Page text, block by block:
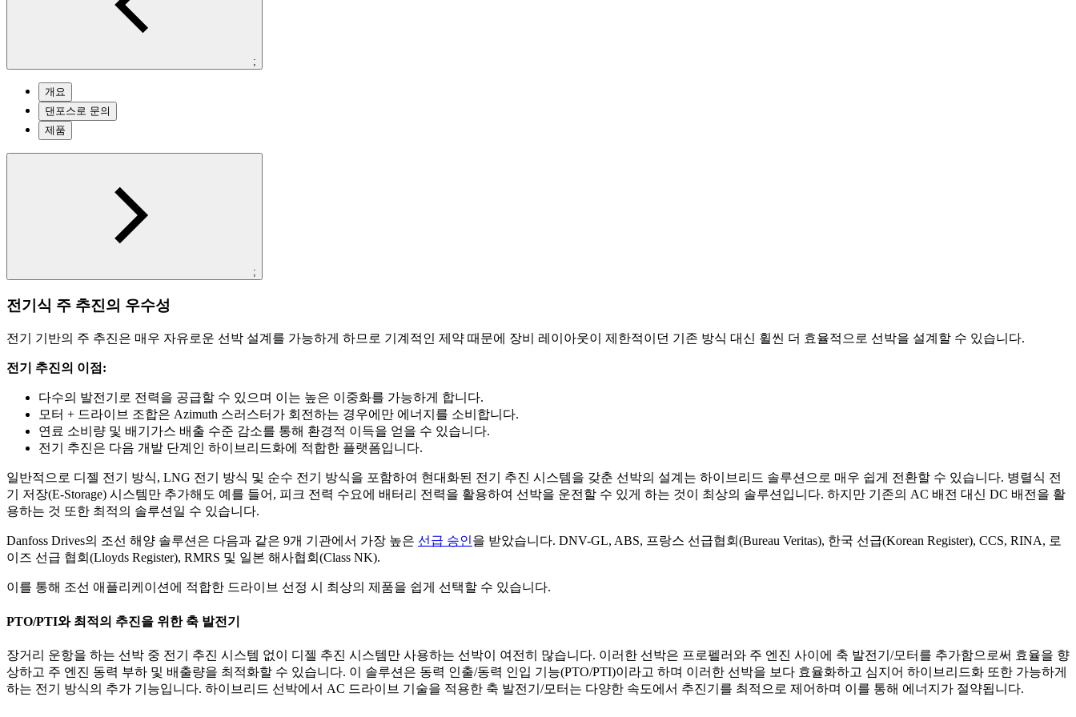
;
개요
댄포스로 문의
제품
;
전기식 주 추진의 우수성
전기 기반의 주 추진은 매우 자유로운 선박 설계를 가능하게 하므로 기계적인 제약 때문에 장비 레이아웃이 제한적이던 기존 방식 대신 휠씬 더 효율적으로 선박을 설계할 수 있습니다.
전기 추진의 이점:
다수의 발전기로 전력을 공급할 수 있으며 이는 높은 이중화를 가능하게 합니다.
모터 + 드라이브 조합은 Azimuth 스러스터가 회전하는 경우에만 에너지를 소비합니다.
연료 소비량 및 배기가스 배출 수준 감소를 통해 환경적 이득을 얻을 수 있습니다.
전기 추진은 다음 개발 단계인 하이브리드화에 적합한 플랫폼입니다.
일반적으로 디젤 전기 방식, LNG 전기 방식 및 순수 전기 방식을 포함하여 현대화된 전기 추진 시스템을 갖춘 선박의 설계는 하이브리드 솔루션으로 매우 쉽게 전환할 수 있습니다. 병렬식 전
기 저장(E-Storage) 시스템만 추가해도 예를 들어, 피크 전력 수요에 배터리 전력을 활용하여 선박을 운전할 수 있게 하는 것이 최상의 솔루션입니다. 하지만 기존의 AC 배전 대신 DC 배전을 활
용하는 것 또한 최적의 솔루션일 수 있습니다.
Danfoss Drives의 조선 해양 솔루션은 다음과 같은 9개 기관에서 가장 높은 선급 승인을 받았습니다. DNV-GL, ABS, 프랑스 선급협회(Bureau Veritas), 한국 선급(Korean Register), CCS, RINA, 로
이즈 선급 협회(Lloyds Register), RMRS 및 일본 해사협회(Class NK).
이를 통해 조선 애플리케이션에 적합한 드라이브 선정 시 최상의 제품을 쉽게 선택할 수 있습니다.
PTO/PTI와 최적의 추진을 위한 축 발전기
장거리 운항을 하는 선박 중 전기 추진 시스템 없이 디젤 추진 시스템만 사용하는 선박이 여전히 많습니다. 이러한 선박은 프로펠러와 주 엔진 사이에 축 발전기/모터를 추가함으로써 효율을 향
상하고 주 엔진 동력 부하 및 배출량을 최적화할 수 있습니다. 이 솔루션은 동력 인출/동력 인입 기능(PTO/PTI)이라고 하며 이러한 선박을 보다 효율화하고 심지어 하이브리드화 또한 가능하게
하는 전기 방식의 추가 기능입니다. 하이브리드 선박에서 AC 드라이브 기술을 적용한 축 발전기/모터는 다양한 속도에서 추진기를 최적으로 제어하며 이를 통해 에너지가 절약됩니다.